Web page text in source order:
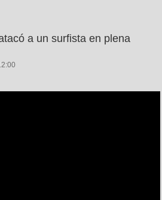
a un surfista en plena